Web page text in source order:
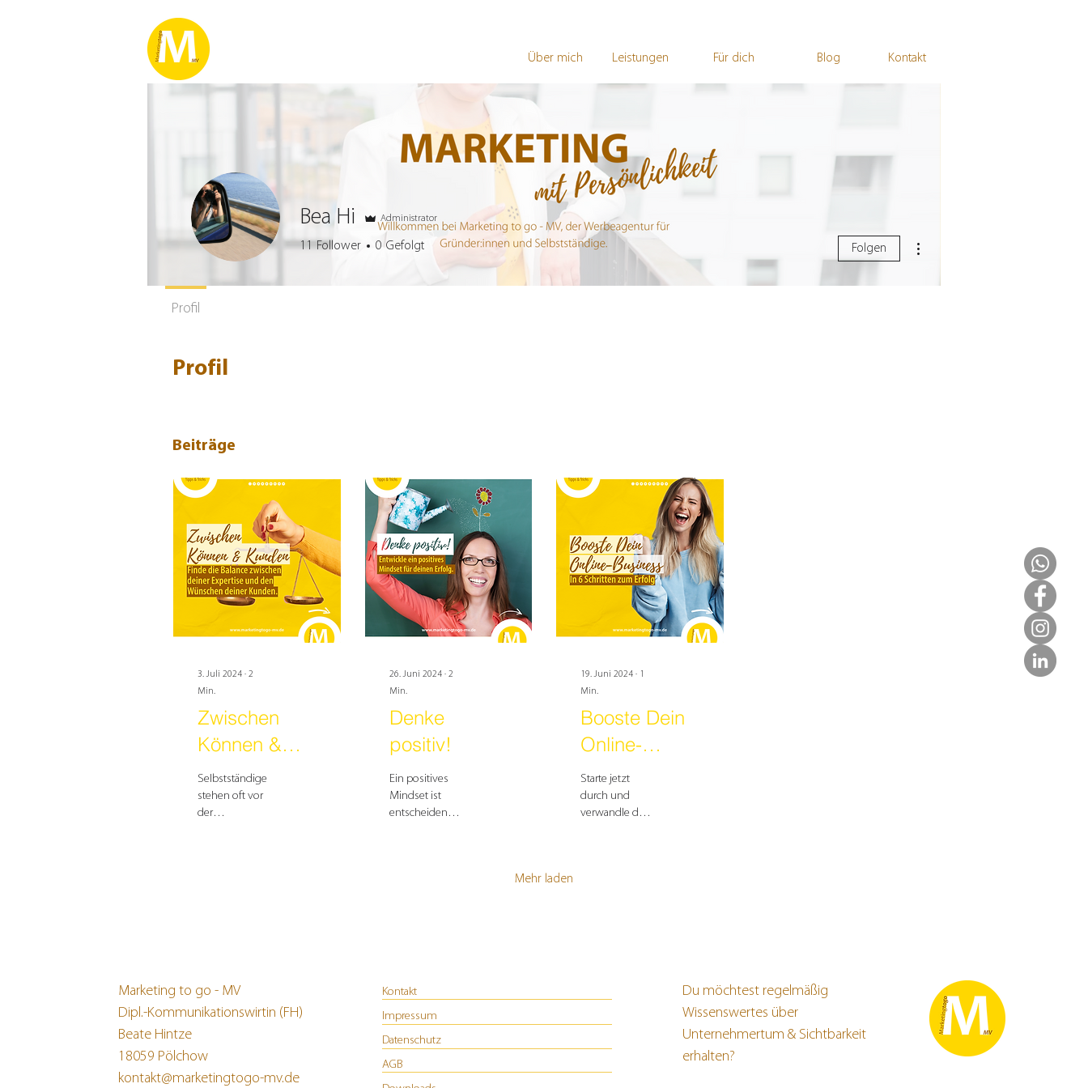
Über mich Leistungen Für dich Blog Kontakt
Profil
Beiträge
3. Juli 2024 ∙ 2
Min.
Zwischen
Können &
Kunden
Selbstständige
stehen oft vor
der
26. Juni 2024∙ 2
Min.
Denke
positiv!
Ein positives
Mindset ist
entscheidend
19. Juni 2024 ∙ 1
Min.
Booste Dein
Online-
Business!
Starte jetzt
durch und
verwandle dein
Mehr laden
Bea Hi Administrator
11 Follower 0 Gefolgt Folgen
Profil
Marketing to go - MV
Dipl.-Kommunikationswirtin (FH)
Beate Hintze
18059 Pölchow
kontakt@marketingtogo-mv.de
Kontakt
Impressum
Datenschutz
AGB
Du möchtest regelmäßig
Wissenswertes über
Unternehmertum & Sichtbarkeit
erhalten?